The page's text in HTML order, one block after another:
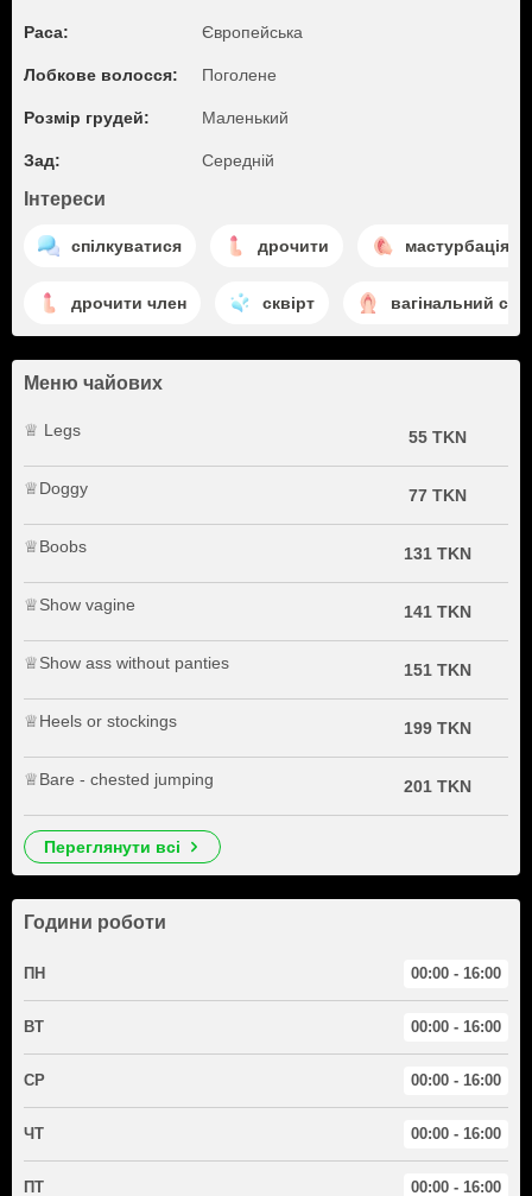
Раса: Європейська
Лобкове волосся: Поголене
Розмір грудей: Маленький
Зад: Середній
Інтереси
спілкуватися дрочити мастурбація
дрочити член сквірт вагінальний
Меню чайових
♕ Legs 55 TKN
♕Doggy 77 TKN
♕Boobs 131 TKN
♕Show vagine 141 TKN
♕Show ass without panties 151 TKN
♕Heels or stockings 199 TKN
♕Bare - chested jumping 201 TKN
переглянути всі
Години роботи
ПН 00:00 - 16:00
ВТ 00:00 - 16:00
СР 00:00 - 16:00
ЧТ 00:00 - 16:00
ПТ 00:00 - 16:00